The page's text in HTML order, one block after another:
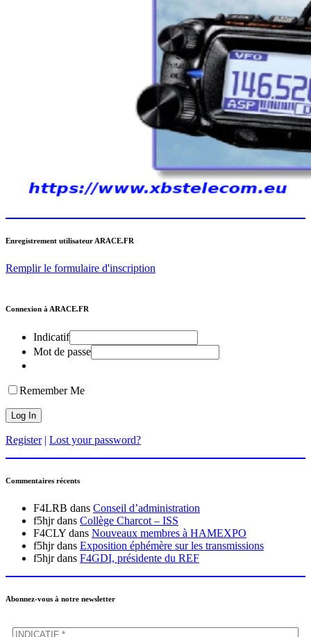
Enregistrement utilisateur ARACE.FR
Remplir le formulaire d'inscription
Connexion à ARACE.FR
Indicatif
Mot de passe
Remember Me
Register| Lost your password?
Commentaires récents
F4LRB dans Conseil d’administration
f5hjrdans Collège Charcot – ISS
F4CLY dans Nouveaux membres à HAMEXPO
f5hjrdans Exposition éphémère sur les transmissions
f5hjrdans F4GDI, présidente du REF
Abonnez-vous à notre newsletter